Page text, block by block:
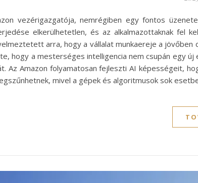
vezérigazgatója, nemrégiben egy fontos
elkerülhetetlen, és az alkalmazottaknak fel
arra, hogy a vállalat munkaereje a
hogy a mesterséges intelligencia nem csupán egy
Az Amazon folyamatosan fejleszti AI képességeit,
mivel a gépek és algoritmusok sok